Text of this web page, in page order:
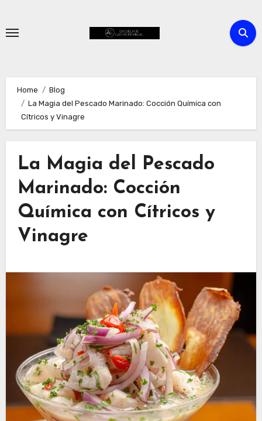
content
Home
Blog
La Magia del Pescado Marinado: Cocción Química con
Cítricos y Vinagre
La Magia del Pescado
Marinado: Cocción
Química con Cítricos y
Vinagre